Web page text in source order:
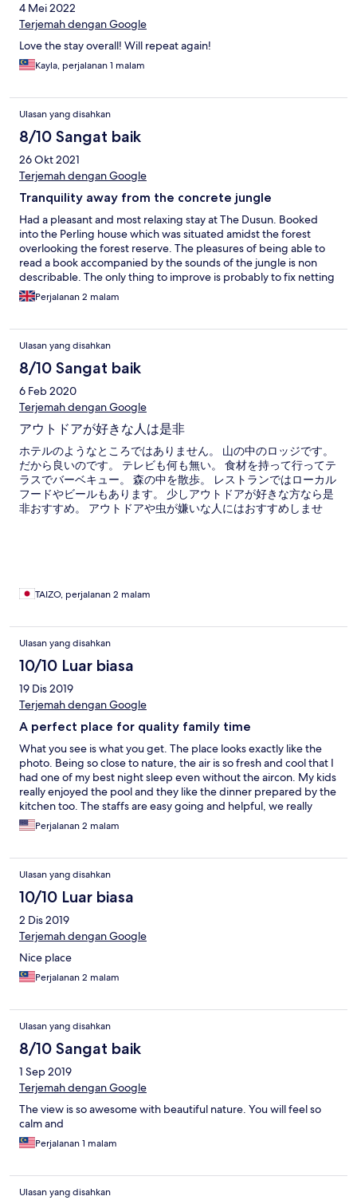
4 Mei 2022
Terjemah dengan Google
Love the stay overall! Will repeat again!
Kayla, perjalanan 1 malam
Ulasan yang disahkan
8/10 Sangat baik
26 Okt 2021
Terjemah dengan Google
Tranquility away from the concrete jungle
Had a pleasant and most relaxing stay at The Dusun. Booked
into the Perling house which was situated amidst the forest
overlooking the forest reserve. The pleasures of being able to
read a book accompanied by the sounds of the jungle is non
describable. The only thing to improve is probably to fix netting
at all openings as bugs tend to fly in at night while sleeping.
Even without it, I would still give this stay a five star rating.
away from the hustle and bustle of city life. Don't forget the bug
repellant!
Perjalanan 2 malam
Ulasan yang disahkan
8/10 Sangat baik
6 Feb 2020
Terjemah dengan Google
アウトドアが好きな人は是非
ホテルのようなところではありません。 山の中のロッジです。
だから良いのです。 テレビも何も無い。 食材を持って行ってテ
ラスでバーベキュー。 森の中を散歩。 レストランではローカル
フードやビールもあります。 少しアウトドアが好きな方なら是
非おすすめ。 アウトドアや虫が嫌いな人にはおすすめしませ
TAIZO, perjalanan 2 malam
Ulasan yang disahkan
10/10 Luar biasa
19 Dis 2019
Terjemah dengan Google
A perfect place for quality family time
What you see is what you get. The place looks exactly like the
photo. Being so close to nature, the air is so fresh and cool that I
had one of my best night sleep even without the aircon. My kids
really enjoyed the pool and they like the dinner prepared by the
kitchen too. The staffs are easy going and helpful, we really
enjoyed our stay.
Perjalanan 2 malam
Ulasan yang disahkan
10/10 Luar biasa
2 Dis 2019
Terjemah dengan Google
Nice place
Perjalanan 2 malam
Ulasan yang disahkan
8/10 Sangat baik
1 Sep 2019
Terjemah dengan Google
The view is so awesome with beautiful nature. You will feel so
calm and
Perjalanan 1 malam
Ulasan yang disahkan